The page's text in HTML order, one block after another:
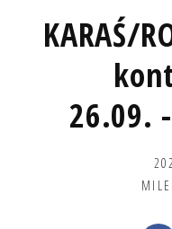
KARAŚ/
26.09.